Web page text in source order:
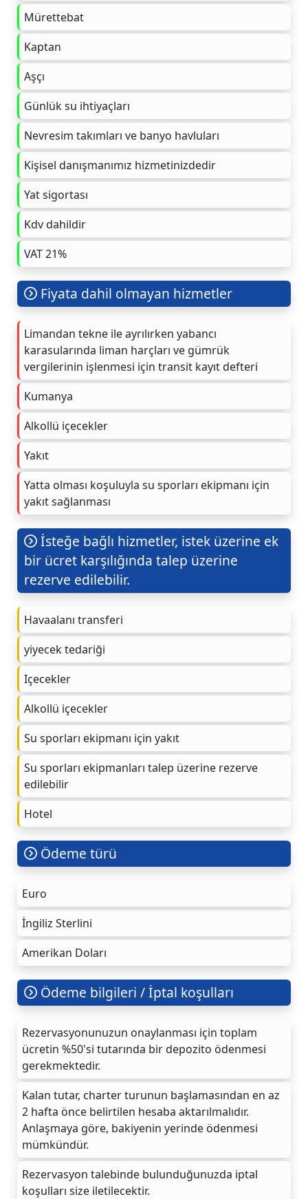
Mürettebat
Kaptan
Aşçı
Günlük su ihtiyaçları
Nevresim takımları ve banyo havluları
Kişisel danışmanımız hizmetinizdedir
Yat sigortası
Kdv dahildir
VAT 21%
Fiyata dahil olmayan hizmetler
Limandan tekne ile ayrılırken yabancı
karasularında liman harçları ve gümrük
vergilerinin işlenmesi için transit kayıt defteri
Kumanya
Alkollü içecekler
Yakıt
Yatta olması koşuluyla su sporları ekipmanı için
yakıt sağlanması
İsteğe bağlı hizmetler, istek üzerine ek
bir ücret karşılığında talep üzerine
rezerve edilebilir.
Havaalanı transferi
yiyecek tedariği
Içecekler
Alkollü içecekler
Su sporları ekipmanı için yakıt
Su sporları ekipmanları talep üzerine rezerve
edilebilir
Hotel
Ödeme türü
Euro
İngiliz Sterlini
Amerikan Doları
Ödeme bilgileri / İptal koşulları
Rezervasyonunuzun onaylanması için toplam
ücretin %50'si tutarında bir depozito ödenmesi
gerekmektedir.
Kalan tutar, charter turunun başlamasından en az
2 hafta önce belirtilen hesaba aktarılmalıdır.
Anlaşmaya göre, bakiyenin yerinde ödenmesi
mümkündür.
Rezervasyon talebinde bulunduğunuzda iptal
koşulları size iletilecektir.